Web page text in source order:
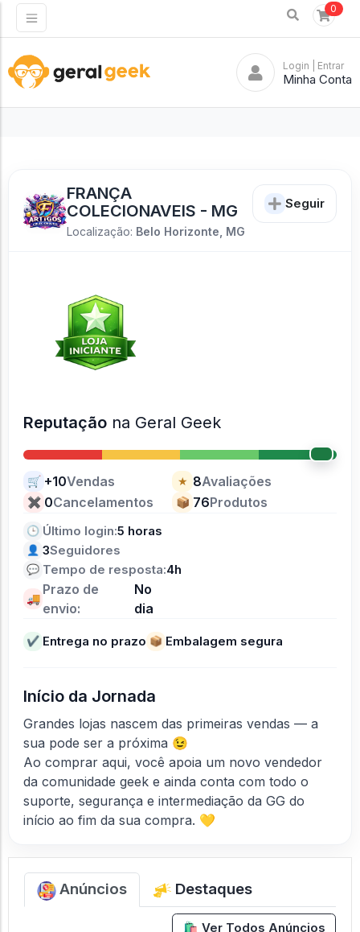
0
Login | Entrar
Minha Conta
FRANÇA
COLECIONAVEIS - MG
Localização: Belo Horizonte, MG
Seguir
Reputação na Geral Geek
🛒 +10Vendas ★ 8Avaliações
✖ 0Cancelamentos 📦 76Produtos
🕒 Último login:5 horas
👤 3Seguidores
💬 Tempo de resposta:4h
🚚
Prazo de
envio:
No
dia
✔ Entrega no prazo 📦 Embalagem segura
Início da Jornada
Grandes lojas nascem das primeiras vendas — a
sua pode ser a próxima 😉
Ao comprar aqui, você apoia um novo vendedor
da comunidade geek e ainda conta com todo o
suporte, segurança e intermediação da GG do
início ao fim da sua compra. 💛
Anúncios Destaques
🛍️ Ver Todos Anúncios